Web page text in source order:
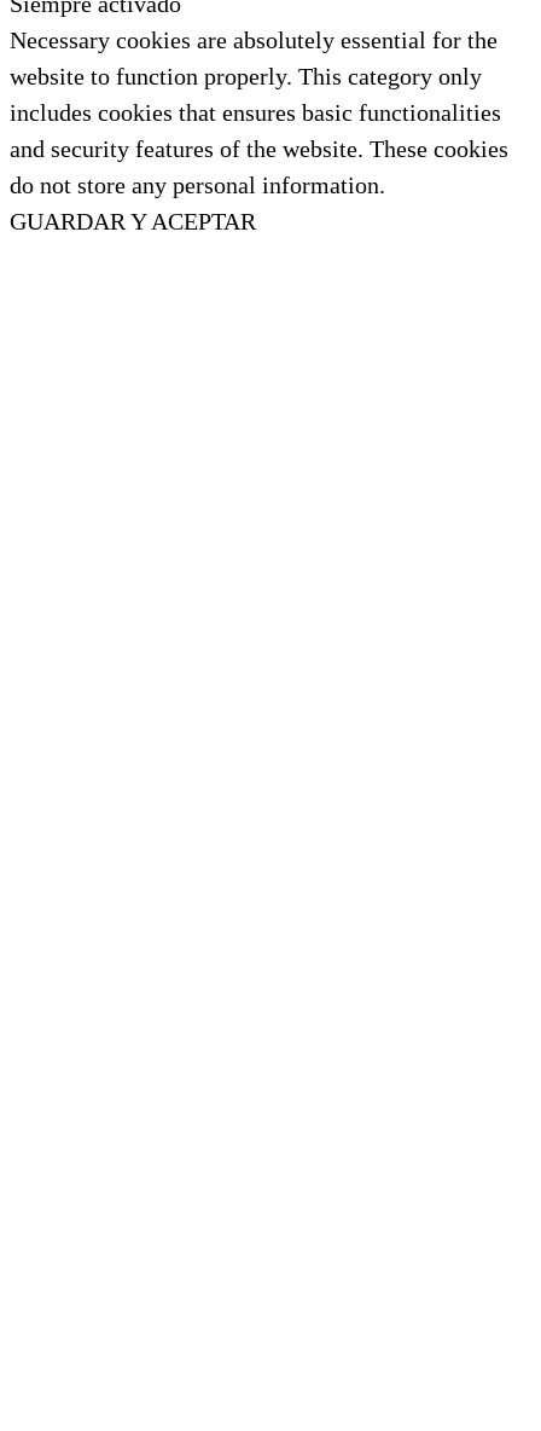
Necessary cookies are absolutely essential for the
website to function properly. This category only
includes cookies that ensures basic functionalities
and security features of the website. These cookies
do not store any personal information.
GUARDAR Y ACEPTAR